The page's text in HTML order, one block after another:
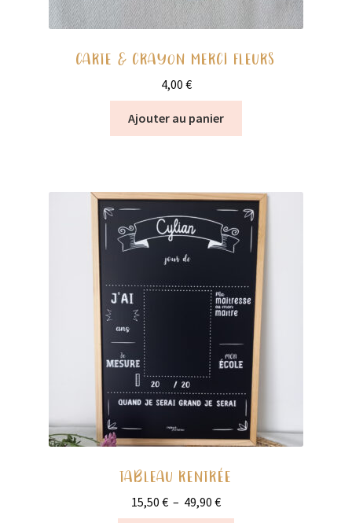
CARTE & CRAYON MERCI FLEURS
4,00 €
Ajouter au panier
TABLEAU RENTRÉE
15,50 € – 49,90 €Plage